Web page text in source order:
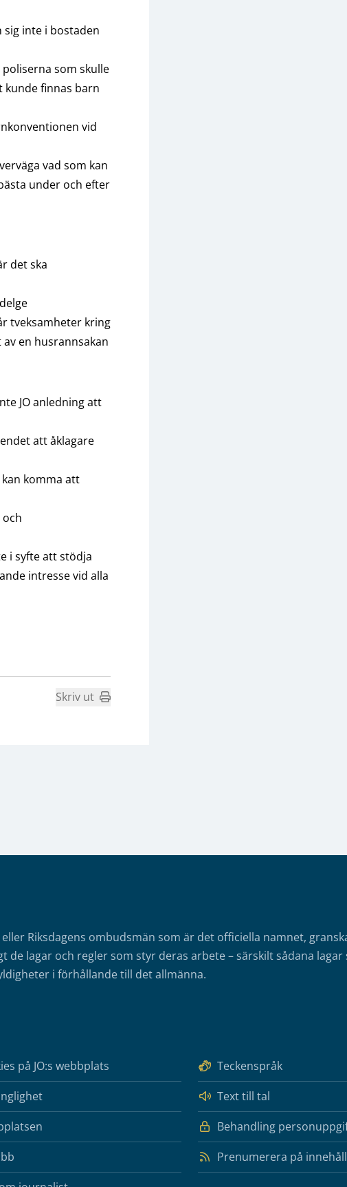
inte i bostaden
som skulle
kunde finnas barn
vid
vad som kan
under och efter
det ska
tveksamheter kring
en husrannsakan
JO anledning att
att åklagare
komma att
i syfte att stödja
intresse vid alla
Skriv ut
eller Riksdagens ombudsmän som är det officiella namnet,
de lagar och regler som styr deras arbete – särskilt sådana
i förhållande till det allmänna.
på JO:s webbplats
Teckenspråk
Text till tal
Behandling
Prenumerera på innehåll